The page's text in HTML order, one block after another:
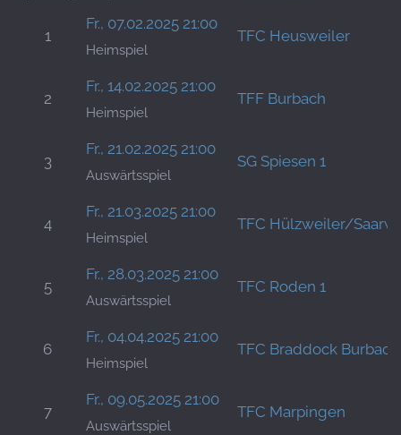
1
Fr., 07.02.2025 21:00
Heimspiel
TFC Heusweiler
2
Fr., 14.02.2025 21:00
Heimspiel
TFF Burbach
3
Fr., 21.02.2025 21:00
Auswärtsspiel
SG Spiesen 1
4
Fr., 21.03.2025 21:00
Heimspiel
TFC Hülzweiler/
5
Fr., 28.03.2025 21:00
Auswärtsspiel
TFC Roden 1
6
Fr., 04.04.2025 21:00
Heimspiel
TFC Braddock Burbach
7
Fr., 09.05.2025 21:00
Auswärtsspiel
TFC Marpingen